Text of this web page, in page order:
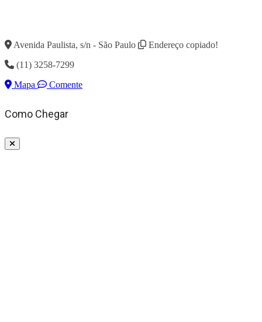
Avenida Paulista, s/n - São Paulo
Endereço copiado!
(11) 3258-7299
Mapa
Comente
Como Chegar